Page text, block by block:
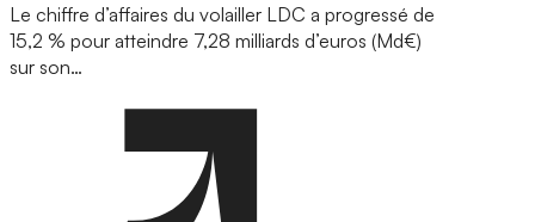
Le chiffre d’affaires du volailler LDC a progressé de
15,2 % pour atteindre 7,28 milliards d’euros (Md€)
sur son…